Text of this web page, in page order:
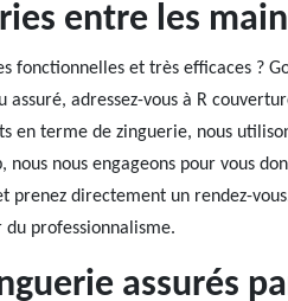
entre les
fonctionnelles et très efficaces ?
adressez-vous à R
en terme de zinguerie, nous
nous nous engageons pour vous
prenez directement un rendez-
du professionnalisme.
assurés